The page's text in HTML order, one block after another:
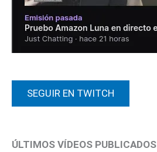
SEGUIR EN TWITCH
ÚLTIMOS VÍDEOS PUBLICADOS